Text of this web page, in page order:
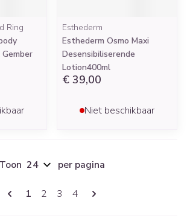
Ring
Esthederm
Esthederm Osmo Maxi
Desensibiliserende
Lotion400ml
€ 39,00
Niet beschikbaar
Pagina's
U lees momenteel pagina
1 Pagina
2 Pagina
3 Pagina
4
Toon per pagina